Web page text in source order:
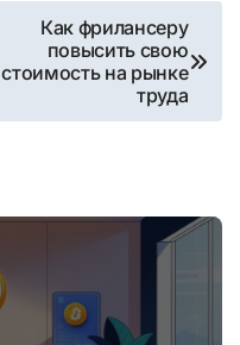
Как фрилансеру
повысить свою
стоимость на рынке
труда